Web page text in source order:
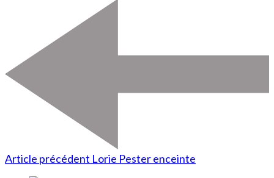
Article précédent Lorie Pester enceinte